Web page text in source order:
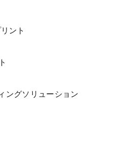
ント
ングソリューション